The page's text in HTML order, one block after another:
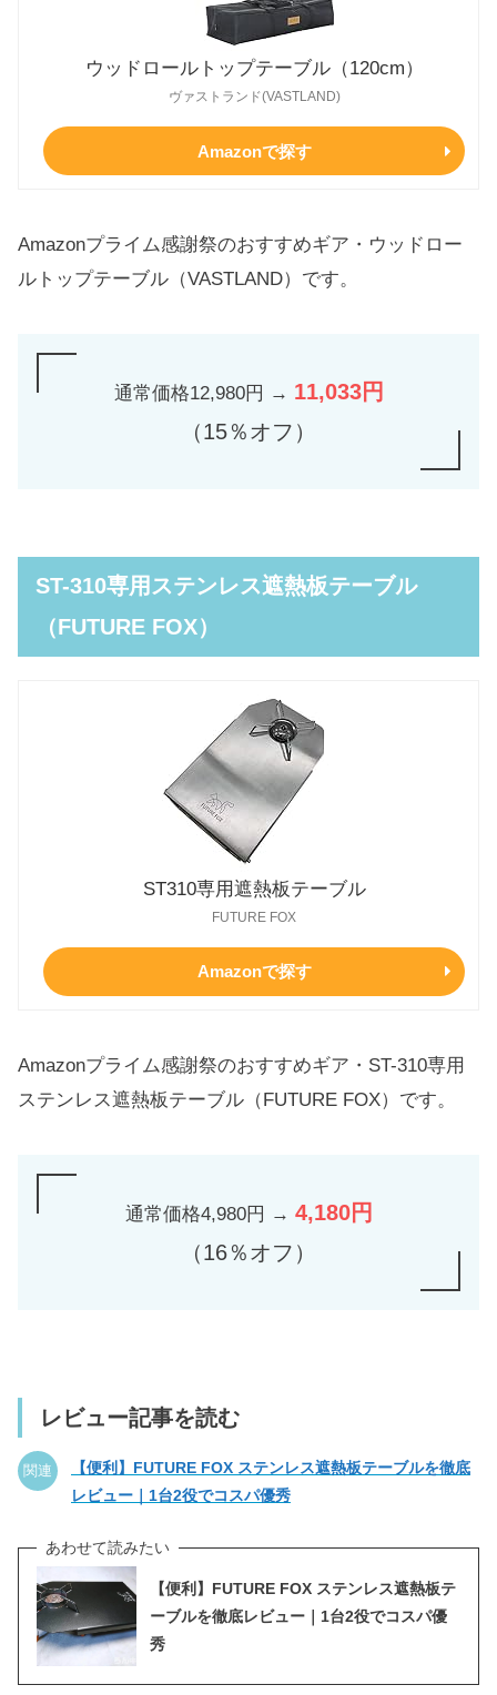
ウッドロールトップテーブル（120cm）
ヴァストランド(VASTLAND)
Amazonで探す
Amazonプライム感謝祭のおすすめギア・ウッドロー
ルトップテーブル（VASTLAND）です。
通常価格12,980円 → 11,033円
（15％オフ）
ST-310専用ステンレス遮熱板テーブル
（FUTURE FOX）
ST310専用遮熱板テーブル
FUTURE FOX
Amazonで探す
Amazonプライム感謝祭のおすすめギア・ST-310専用
ステンレス遮熱板テーブル（FUTURE FOX）です。
通常価格4,980円 → 4,180円
（16％オフ）
レビュー記事を読む
関連
【便利】FUTURE FOX ステンレス遮熱板テーブルを徹底
レビュー｜1台2役でコスパ優秀
【便利】FUTURE FOX ステンレス遮熱板テ
ーブルを徹底レビュー｜1台2役でコスパ優
秀